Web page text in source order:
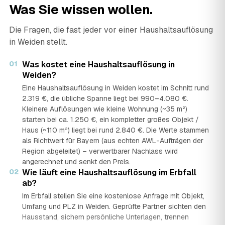
Was Sie wissen wollen.
Die Fragen, die fast jeder vor einer Haushaltsauflösung
in Weiden stellt.
01 Was kostet eine Haushaltsauflösung in
Weiden?
Eine Haushaltsauflösung in Weiden kostet im Schnitt rund
2.319 €, die übliche Spanne liegt bei 990–4.080 €.
Kleinere Auflösungen wie kleine Wohnung (~35 m²)
starten bei ca. 1.250 €, ein kompletter großes Objekt /
Haus (~110 m²) liegt bei rund 2.840 €. Die Werte stammen
als Richtwert für Bayern (aus echten AWL-Aufträgen der
Region abgeleitet) – verwertbarer Nachlass wird
angerechnet und senkt den Preis.
02 Wie läuft eine Haushaltsauflösung im Erbfall
ab?
Im Erbfall stellen Sie eine kostenlose Anfrage mit Objekt,
Umfang und PLZ in Weiden. Geprüfte Partner sichten den
Hausstand, sichern persönliche Unterlagen, trennen